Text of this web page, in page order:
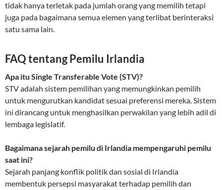
tidak hanya terletak pada jumlah orang yang memilih tetapi
juga pada bagaimana semua elemen yang terlibat berinteraksi
satu sama lain.
FAQ tentang Pemilu Irlandia
Apa itu Single Transferable Vote (STV)?
STV adalah sistem pemilihan yang memungkinkan pemilih
untuk mengurutkan kandidat sesuai preferensi mereka. Sistem
ini dirancang untuk menghasilkan perwakilan yang lebih adil di
lembaga legislatif.
Bagaimana sejarah pemilu di Irlandia mempengaruhi pemilu
saat ini?
Sejarah panjang konflik politik dan sosial di Irlandia
membentuk persepsi masyarakat terhadap pemilih dan